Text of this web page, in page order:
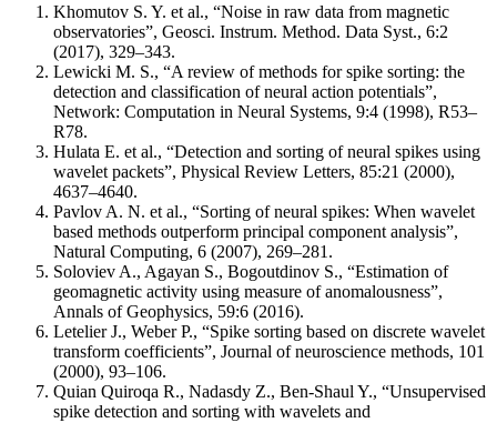
Khomutov S. Y. et al., “Noise in raw data from magnetic
observatories”, Geosci. Instrum. Method. Data Syst., 6:2
(2017), 329–343.
Lewicki M. S., “A review of methods for spike sorting: the
detection and classification of neural action potentials”,
Network: Computation in Neural Systems, 9:4 (1998), R53–
R78.
Hulata E. et al., “Detection and sorting of neural spikes using
wavelet packets”, Physical Review Letters, 85:21 (2000),
4637–4640.
Pavlov A. N. et al., “Sorting of neural spikes: When wavelet
based methods outperform principal component analysis”,
Natural Computing, 6 (2007), 269–281.
Soloviev A., Agayan S., Bogoutdinov S., “Estimation of
geomagnetic activity using measure of anomalousness”,
Annals of Geophysics, 59:6 (2016).
Letelier J., Weber P., “Spike sorting based on discrete wavelet
transform coefficients”, Journal of neuroscience methods, 101
(2000), 93–106.
Quian Quiroqa R., Nadasdy Z., Ben-Shaul Y., “Unsupervised
spike detection and sorting with wavelets and